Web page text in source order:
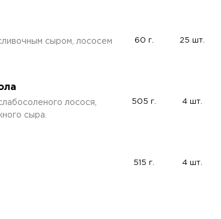
сыром, лососем
60 г. 25 шт.
лосося,
сыра.
505 г. 4 шт.
515 г. 4 шт.